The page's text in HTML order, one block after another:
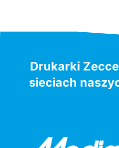
Drukarki
sieciach